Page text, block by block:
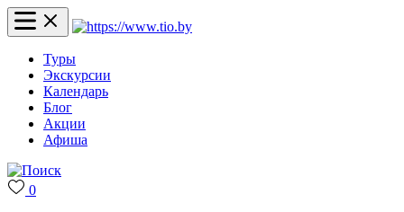
Туры
Экскурсии
Календарь
Блог
Акции
Афиша
0